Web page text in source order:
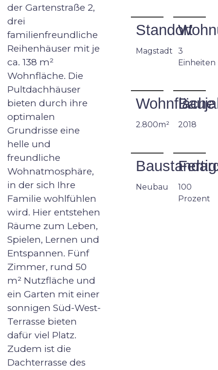
der Gartenstraße 2,
drei
familienfreundliche
Reihenhäuser mit je
ca. 138 m²
Wohnfläche. Die
Pultdachhäuser
bieten durch ihre
optimalen
Grundrisse eine
helle und
freundliche
Wohnatmosphäre,
in der sich Ihre
Familie wohlfühlen
wird. Hier entstehen
Räume zum Leben,
Spielen, Lernen und
Entspannen. Fünf
Zimmer, rund 50
m² Nutzfläche und
ein Garten mit einer
sonnigen Süd-West-
Terrasse bieten
dafür viel Platz.
Zudem ist die
Dachterrasse des
Standort
Magstadt
3
Einheiten
Wohnfläche
2.800m² 2018
Neubau
100
Prozent